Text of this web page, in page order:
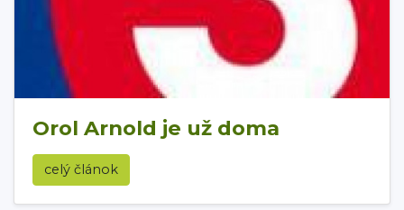
Orol Arnold je už doma
celý článok